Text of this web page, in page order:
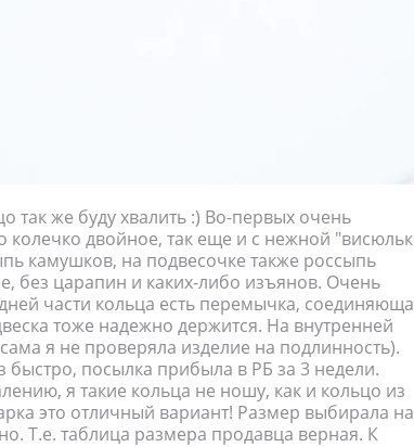
так же буду хвалить :) Во-первых очень
колечко двойное, так еще и с нежной
камушков, на подвесочке также россыпь
без царапин и каких-либо изъянов. Очень
части кольца есть перемычка,
тоже надежно держится. На внутренней
я не проверяла изделие на подлинность).
быстро, посылка прибыла в РБ за 3 недели.
я такие кольца не ношу, как и кольцо из
это отличный вариант! Размер выбирала на
Т.е. таблица размера продавца верная. К